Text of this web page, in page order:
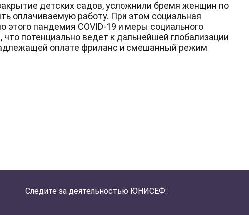
детских садов, усложнили бремя женщин по
оплачиваемую работу. При этом социальная
этого пандемия COVID-19 и меры социального
потенциально ведет к дальнейшей глобализации
оплате фриланс и смешанный режим
Следите за деятельностью ЮНИСЕФ: